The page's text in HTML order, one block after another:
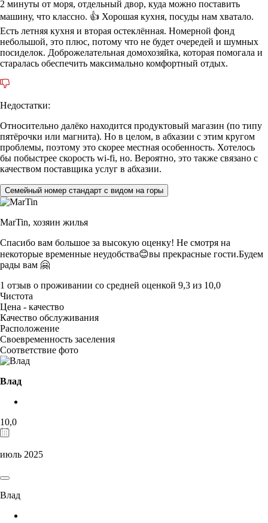
2 минуты от моря, отдельный двор, куда можно поставить
машину, что классно. 👍 Хорошая кухня, посуды нам хватало.
Есть летняя кухня и вторая остеклённая. Номерной фонд
небольшой, это плюс, потому что не будет очередей и шумных
посиделок. Доброжелательная домохозяйка, которая помогала и
старалась обеспечить максимально комфортный отдых.
Недостатки:
Относительно далёко находится продуктовый магазин (по типу
пятёрочки или магнита). Но в целом, в абхазии с этим кругом
проблемы, поэтому это скорее местная особенность. Хотелось
бы побыстрее скорость wi-fi, но. Вероятно, это также связано с
качеством поставщика услуг в абхазии.
Семейный номер стандарт с видом на горы
MarTin, хозяин жилья
Спасибо вам большое за высокую оценку! Не смотря на
некоторые временные неудобства😊вы прекрасные гости.Будем
рады вам 🤗
1 отзыв о проживании со средней оценкой 9,3 из 10,0
Чистота
Цена - качество
Качество обслуживания
Расположение
Своевременность заселения
Соответствие фото
Влад
10,0
июль 2025
Влад